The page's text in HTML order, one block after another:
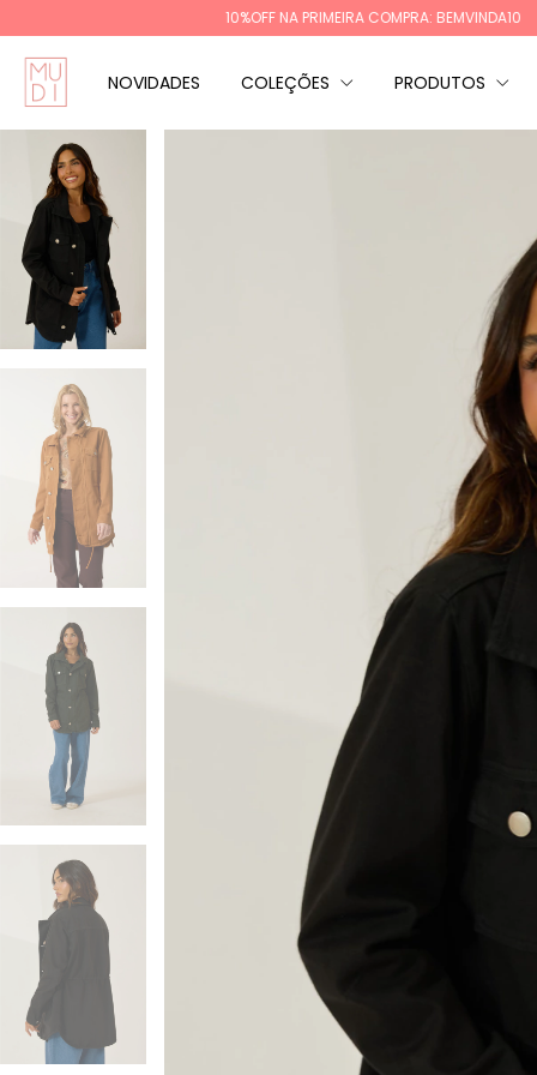
10%OFF NA PRIMEIRA COMPRA: BEMVINDA10 FRETE
NOVIDADES COLEÇÕES PRODUTOS